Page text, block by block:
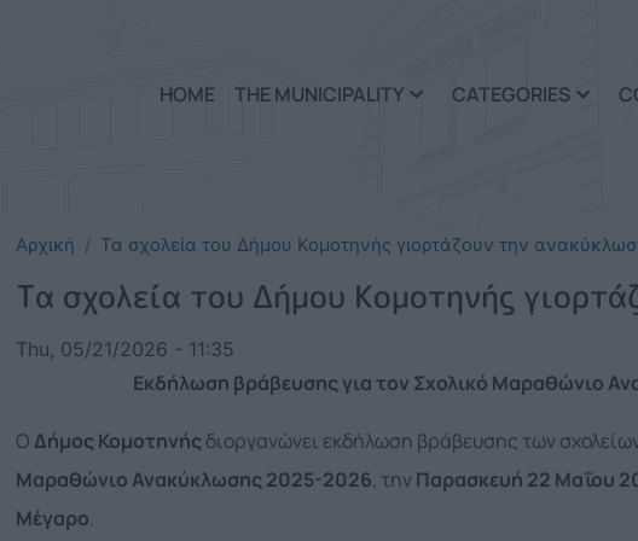
HOME THE MUNICIPALITY CATEGORIES
Αρχική Τα σχολεία του Δήμου Κομοτηνής γιορτάζουν την
Τα σχολεία του Δήμου Κομοτηνής
Thu, 05/21/2026 - 11:35
Εκδήλωση βράβευσης για τον Σχολικό Μαραθώνιο
ΟΔήμος Κομοτηνήςδιοργανώνει εκδήλωση βράβευσης των
Μαραθώνιο Ανακύκλωσης 2025-2026, την Παρασκευή 22 Μαΐου
Μέγαρο.